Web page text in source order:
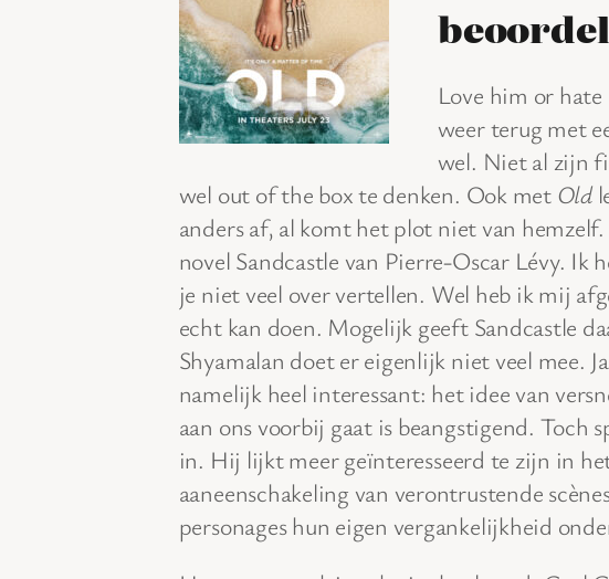
Love him or
weer terug met
wel. Niet al zijn
wel out of the box te denken. Ook met Old
anders af, al komt het plot niet van hemzelf.
novel Sandcastle van Pierre-Oscar Lévy. Ik
je niet veel over vertellen. Wel heb ik mij
echt kan doen. Mogelijk geeft Sandcastle
Shyamalan doet er eigenlijk niet veel mee.
namelijk heel interessant: het idee van
aan ons voorbij gaat is beangstigend. Toch
in. Hij lijkt meer geïnteresseerd te zijn in
aaneenschakeling van verontrustende
personages hun eigen vergankelijkheid